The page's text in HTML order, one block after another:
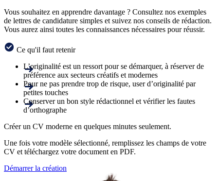
Vous souhaitez en apprendre davantage ? Consultez nos exemples
de lettres de candidature simples et suivez nos conseils de rédaction.
Vous aurez ainsi toutes les connaissances nécessaires pour réussir.
Ce qu'il faut retenir
L’originalité est un ressort pour se démarquer, à réserver de
préférence aux secteurs créatifs et modernes
Pour ne pas prendre trop de risque, user d’originalité par
petites touches
Conserver un bon style rédactionnel et vérifier les fautes
d’orthographe
Créer un CV moderne en quelques minutes seulement.
Une fois votre modèle sélectionné, remplissez les champs de votre
CV et téléchargez votre document en PDF.
Démarrer la création